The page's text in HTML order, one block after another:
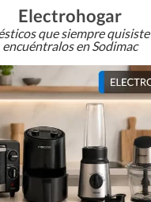
Electrohogar
que siempre
encuéntralos en Sodimac